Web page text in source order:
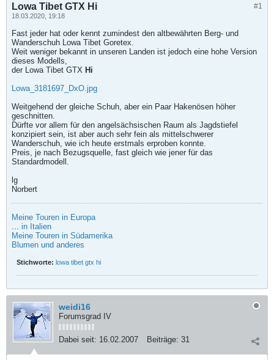
#1
Lowa Tibet GTX Hi
18.03.2020, 19:18
Fast jeder hat oder kennt zumindest den altbewährten Berg- und
Wanderschuh Lowa Tibet Goretex.
Weit weniger bekannt in unseren Landen ist jedoch eine hohe Version
dieses Modells,
der Lowa Tibet GTX Hi
Lowa_3181697_DxO.jpg
Weitgehend der gleiche Schuh, aber ein Paar Hakenösen höher
geschnitten.
Dürfte vor allem für den angelsächsischen Raum als Jagdstiefel
konzipiert sein, ist aber auch sehr fein als mittelschwerer
Wanderschuh, wie ich heute erstmals erproben konnte.
Preis, je nach Bezugsquelle, fast gleich wie jener für das
Standardmodell.
lg
Norbert
Meine Touren in Europa
... in Italien
Meine Touren in Südamerika
Blumen und anderes
Stichworte: lowa tibet gtx hi
weidi16
Forumsgrad IV
Dabei seit: 16.02.2007 Beiträge: 31